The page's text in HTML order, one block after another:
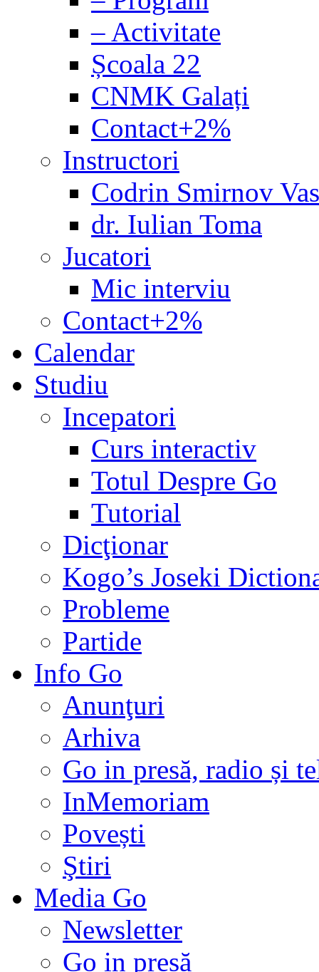
– Activitate
Școala 22
CNMK Galați
Contact+2%
Instructori
Codrin Smirnov
dr. Iulian Toma
Jucatori
Mic interviu
Contact+2%
Calendar
Studiu
Incepatori
Curs interactiv
Totul Despre Go
Tutorial
Dicţionar
Kogo’s Joseki
Probleme
Partide
Info Go
Anunţuri
Arhiva
Go in presă, radio și
InMemoriam
Povești
Ştiri
Media Go
Newsletter
Go in presă